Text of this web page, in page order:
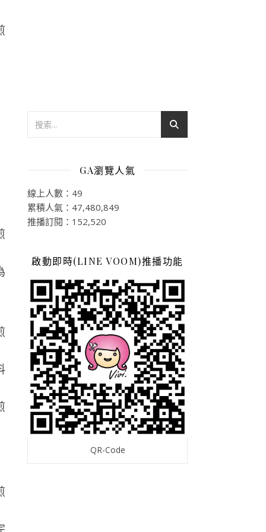
GA瀏覽人氣
線上人數：49
累積人氣：47,480,849
推播訂閱：152,520
啟動即時(LINE VOOM)推播功能
QR-Code